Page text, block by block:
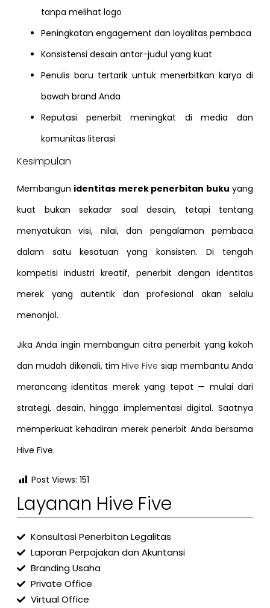
tanpa melihat logo
Peningkatan engagement dan loyalitas pembaca
Konsistensi desain antar-judul yang kuat
Penulis baru tertarik untuk menerbitkan karya di
bawah brand Anda
Reputasi penerbit meningkat di media dan
komunitas literasi
Kesimpulan
Membangun identitas merek penerbitan buku yang
kuat bukan sekadar soal desain, tetapi tentang
menyatukan visi, nilai, dan pengalaman pembaca
dalam satu kesatuan yang konsisten. Di tengah
kompetisi industri kreatif, penerbit dengan identitas
merek yang autentik dan profesional akan selalu
menonjol.
Jika Anda ingin membangun citra penerbit yang kokoh
dan mudah dikenali, tim Hive Five siap membantu Anda
merancang identitas merek yang tepat — mulai dari
strategi, desain, hingga implementasi digital. Saatnya
memperkuat kehadiran merek penerbit Anda bersama
Hive Five.
Post Views: 151
Layanan Hive Five
Konsultasi Penerbitan Legalitas
Laporan Perpajakan dan Akuntansi
Branding Usaha
Private Office
Virtual Office